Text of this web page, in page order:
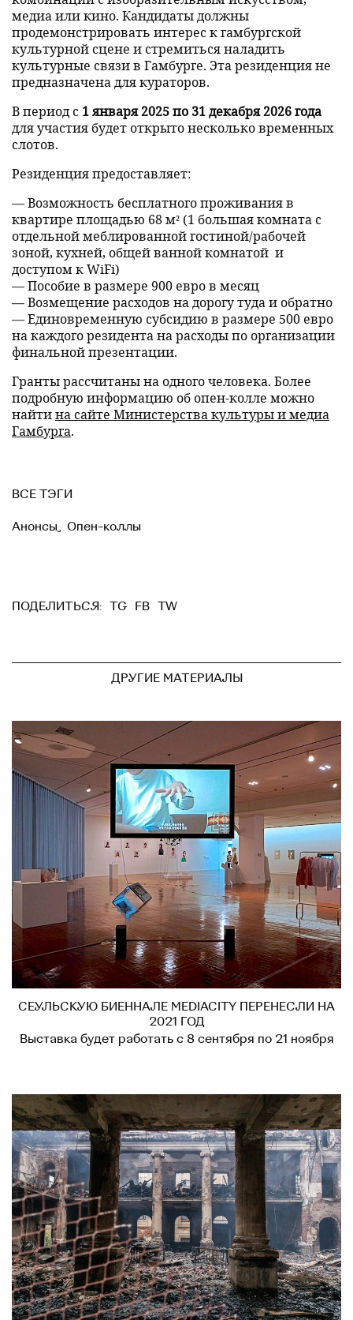
медиа или кино. Кандидаты должны
продемонстрировать интерес к гамбургской
культурной сцене и стремиться наладить
культурные связи в Гамбурге. Эта резиденция не
предназначена для кураторов.
В период с 1 января 2025 по 31 декабря 2026 года
для участия будет открыто несколько временных
слотов.
Резиденция предоставляет:
— Возможность бесплатного проживания в
квартире площадью 68 м² (1 большая комната с
отдельной меблированной гостиной/рабочей
зоной, кухней, общей ванной комнатой и
доступом к WiFi)
— Пособие в размере 900 евро в месяц
— Возмещение расходов на дорогу туда и обратно
— Единовременную субсидию в размере 500 евро
на каждого резидента на расходы по организации
финальной презентации.
Гранты рассчитаны на одного человека. Более
подробную информацию об опен-колле можно
найтина сайте Министерства культуры и медиа
Гамбурга.
ВСЕ ТЭГИ
Анонсы, Опен-коллы
ПОДЕЛИТЬСЯ: TG FB TW
ДРУГИЕ МАТЕРИАЛЫ
СЕУЛЬСКУЮ БИЕННАЛЕ MEDIACITY ПЕРЕНЕСЛИ НА
2021 ГОД
Выставка будет работать с 8 сентября по 21 ноября